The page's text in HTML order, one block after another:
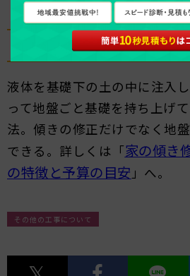
薬液注入工法（やくえきちゅうに
液体を基礎下の土の中に注入
って地盤ごと基礎を持ち上げ
法。傾きの修正だけでなく地
できる。詳しくは「家の傾き
の特徴と予算の目安 」へ。
その他の工事について